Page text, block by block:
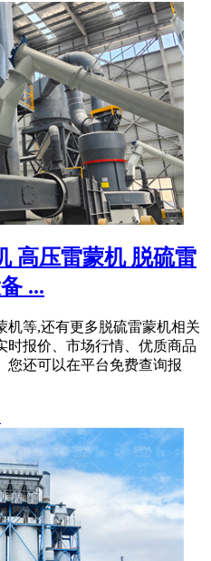
高压雷蒙机 脱硫雷
...
机等,还有更多脱硫雷蒙机相关
时报价、市场行情、优质商品
您还可以在平台免费查询报